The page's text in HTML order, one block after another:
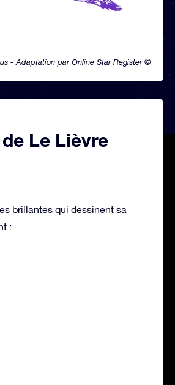
- Adaptation par Online Star Register ©
Le Lièvre
brillantes qui dessinent sa
: